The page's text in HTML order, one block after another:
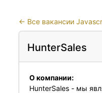
← Все вакансии
HunterSales
О компании:
HunterSales - мы